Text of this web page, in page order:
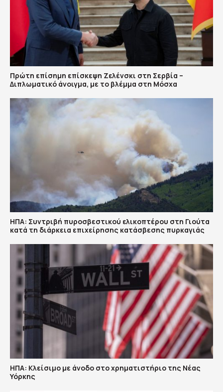
Πρώτη επίσημη επίσκεψη Ζελένσκι στη Σερβία –
Διπλωματικό άνοιγμα, με το βλέμμα στη Μόσχα
ΗΠΑ: Συντριβή πυροσβεστικού ελικοπτέρου στη Γιούτα
κατά τη διάρκεια επιχείρησης κατάσβεσης πυρκαγιάς
ΗΠΑ: Κλείσιμο με άνοδο στο χρηματιστήριο της Νέας
Υόρκης